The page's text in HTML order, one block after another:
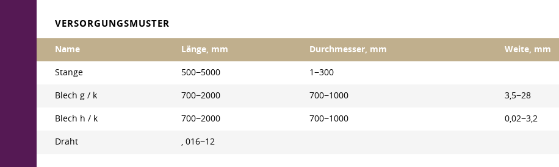
VERSORGUNGSMUSTER
Name Länge, mm Durchmesser, mm Weite, mm
Stange 500−5000 1−300
Blech g / k 700−2000 700−1000 3,5−28
Blech h / k 700−2000 700−1000 0,02−3,2
Draht , 016−12